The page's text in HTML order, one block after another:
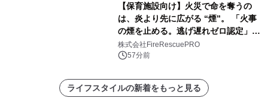
【保育施設向け】火災で命を奪うの
は、炎より先に広がる “煙”。 「火事
の煙を止める。逃げ遅れゼロ認定」提
供開始
株式会社FireRescuePRO
57分前
ライフスタイルの新着をもっと見る